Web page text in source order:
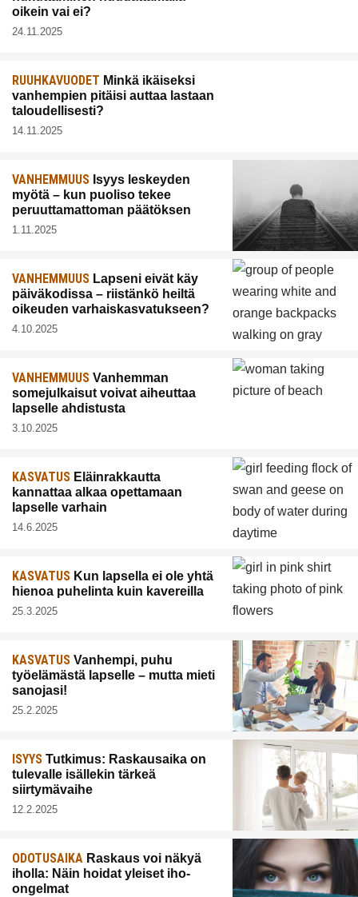
oikein vai ei?
24.11.2025
RUUHKAVUODET Minkä ikäiseksi
vanhempien pitäisi auttaa lastaan
taloudellisesti?
14.11.2025
VANHEMMUUS Isyys leskeyden
myötä – kun puoliso tekee
peruuttamattoman päätöksen
1.11.2025
VANHEMMUUS Lapseni eivät käy
päiväkodissa – riistänkö heiltä
oikeuden varhaiskasvatukseen?
4.10.2025
VANHEMMUUS Vanhemman
somejulkaisut voivat aiheuttaa
lapselle ahdistusta
3.10.2025
KASVATUS Eläinrakkautta
kannattaa alkaa opettamaan
lapselle varhain
14.6.2025
KASVATUS Kun lapsella ei ole yhtä
hienoa puhelinta kuin kavereilla
25.3.2025
KASVATUS Vanhempi, puhu
työelämästä lapselle – mutta mieti
sanojasi!
25.2.2025
ISYYS Tutkimus: Raskausaika on
tulevalle isällekin tärkeä
siirtymävaihe
12.2.2025
ODOTUSAIKA Raskaus voi näkyä
iholla: Näin hoidat yleiset iho-
ongelmat